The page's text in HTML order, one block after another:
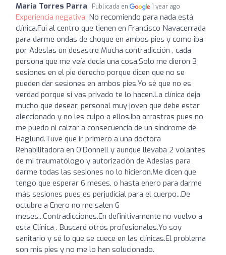
Maria Torres Parra Publicada en 1 year ago
Experiencia negativa: No recomiendo para nada está
clínica.Fui al centro que tienen en Francisco Navacerrada
para darme ondas de choque en ambos pies y como iba
por Adeslas un desastre Mucha contradicción , cada
persona que me veía decía una cosa.Solo me dieron 3
sesiones en el pie derecho porque dicen que no se
pueden dar sesiones en ambos pies.Yo sé que no es
verdad porque si vas privado te lo hacen.La clínica deja
mucho que desear, personal muy joven que debe estar
aleccionado y no les culpo a ellos.Iba arrastras pues no
me puedo ni calzar a consecuencia de un síndrome de
Haglund.Tuve que ir primero a una doctora
Rehabilitadora en O'Donnell y aunque llevaba 2 volantes
de mi traumatólogo y autorización de Adeslas para
darme todas las sesiones no lo hicieron.Me dicen que
tengo que esperar 6 meses, o hasta enero para darme
más sesiones pues es perjudicial para el cuerpo...De
octubre a Enero no me salen 6
meses...Contradicciones.En definitivamente no vuelvo a
esta Clínica . Buscaré otros profesionales.Yo soy
sanitario y sé lo que se cuece en las clínicas.El problema
son mis pies y no me lo han solucionado.